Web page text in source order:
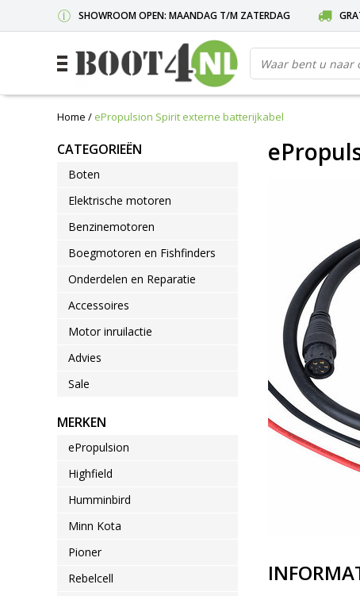
SHOWROOM OPEN: MAANDAG T/M ZATERDAG
Home / ePropulsion Spirit externe batterijkabel
CATEGORIEËN
Boten
Elektrische motoren
Benzinemotoren
Boegmotoren en Fishfinders
Onderdelen en Reparatie
Accessoires
Motor inruilactie
Advies
Sale
MERKEN
ePropulsion
Highfield
Humminbird
Minn Kota
Pioner
Rebelcell